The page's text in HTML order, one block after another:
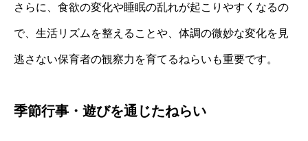
さらに、食欲の変化や睡眠の乱れが起こりやすくなるの
で、生活リズムを整えることや、体調の微妙な変化を見
逃さない保育者の観察力を育てるねらいも重要です。
季節行事・遊びを通じたねらい